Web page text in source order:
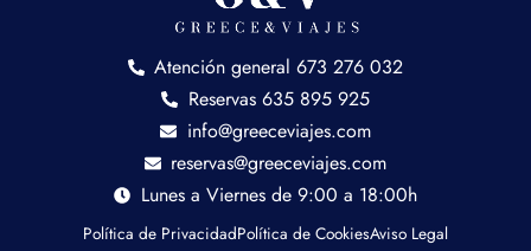
Atención general 673 276 032
Reservas 635 895 925
info@greeceviajes.com
reservas@greeceviajes.com
Lunes a Viernes de 9:00 a 18:00h
Política de PrivacidadPolítica de CookiesAviso Legal